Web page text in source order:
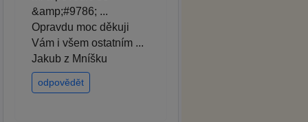
&amp;#9786; ...
Opravdu moc děkuji
Vám i všem ostatním ...
Jakub z Mníšku
odpovědět